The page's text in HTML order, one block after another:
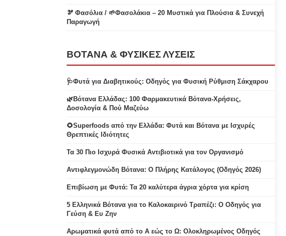
🫘 Φασόλια / 🌱Φασολάκια – 20 Μυστικά για Πλούσια & Συνεχή
Παραγωγή
ΒΟΤΑΝΑ & ΦΥΣΙΚΕΣ ΛΥΣΕΙΣ
🩺Φυτά για Διαβητικούς: Οδηγός για Φυσική Ρύθμιση Σάκχαρου
🌿Βότανα Ελλάδας: 100 Φαρμακευτικά Βότανα-Χρήσεις,
Δοσολογία & Πού Μαζεύω
🌻Superfoods από την Ελλάδα: Φυτά και Βότανα με Ισχυρές
Θρεπτικές Ιδιότητες
Τα 30 Πιο Ισχυρά Φυσικά Αντιβιοτικά για τον Οργανισμό
Αντιφλεγμονώδη Βότανα: Ο Πλήρης Κατάλογος (Οδηγός 2026)
Επιβίωση με Φυτά: Τα 20 καλύτερα άγρια χόρτα για κρίση
5 Ελληνικά Βότανα για το Καλοκαιρινό Τραπέζι: Ο Οδηγός για
Γεύση & Ευ Ζην
Αρωματικά φυτά από το Α εώς το Ω: Ολοκληρωμένος Οδηγός